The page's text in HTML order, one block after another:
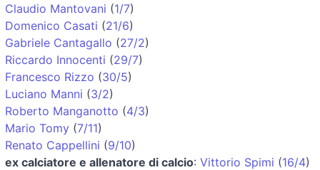
Claudio Mantovani (1/7)
Domenico Casati (21/6)
Gabriele Cantagallo (27/2)
Riccardo Innocenti (29/7)
Francesco Rizzo (30/5)
Luciano Manni (3/2)
Roberto Manganotto (4/3)
Mario Tomy (7/11)
Renato Cappellini (9/10)
ex calciatore e allenatore di calcio: Vittorio Spimi (16/4)